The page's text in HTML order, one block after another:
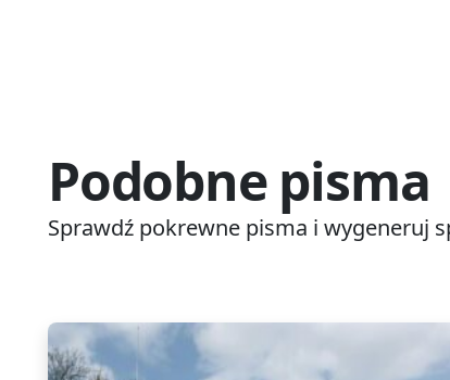
Podobne pisma
Sprawdź pokrewne pisma i wygeneruj